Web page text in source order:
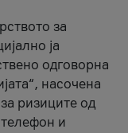
за
ја
одговорна
насочена
ризиците од
и